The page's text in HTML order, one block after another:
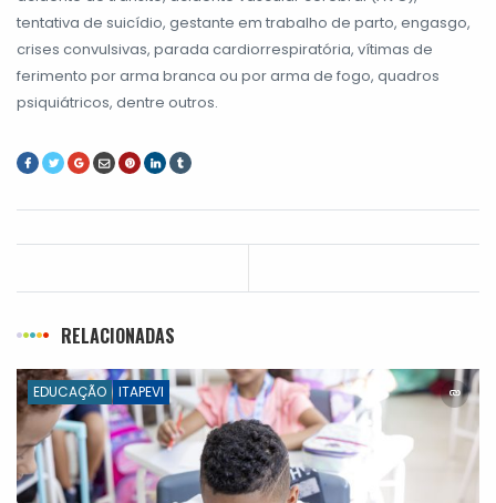
tentativa de suicídio, gestante em trabalho de parto, engasgo,
crises convulsivas, parada cardiorrespiratória, vítimas de
ferimento por arma branca ou por arma de fogo, quadros
psiquiátricos, dentre outros.
RELACIONADAS
EDUCAÇÃO ITAPEVI